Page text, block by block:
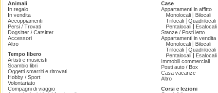
Animali
In regalo
In vendita
Accoppiamenti
Persi / Trovati
Dogsitter / Catsitter
Accessori
Altro
Tempo libero
Artisti e musicisti
Scambio libri
Oggetti smarriti e ritrovati
Hobby / Sport
Volontariato
Compagni di viaggio
Case
Appartamenti in affitto
Monolocali
Bilocali
Trilocali
Quadrilocali
Pentalocali
Esalocali
Stanze / Posti letto
Appartamenti in vendita
Monolocali
Bilocali
Trilocali
Quadrilocali
Pentalocali
Esalocali
Immobili commerciali
Posti auto / Box
Casa vacanze
Altro
Corsi e lezioni